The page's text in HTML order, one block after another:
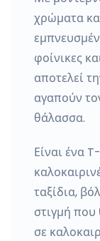
χρώματα
φοίνικες
αποτελεί
αγαπούν
θάλασσα.
Είναι ένα
ταξίδια,
στιγμή που
σε